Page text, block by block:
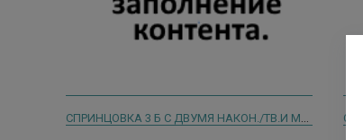
СПРИНЦОВКА 3 Б С ДВУМЯ НАКОН./ТВ.И МЯГ. И/У /КАРИАУЛИ/